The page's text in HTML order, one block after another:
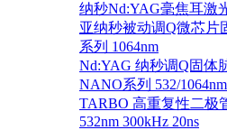
纳秒Nd:YAG毫焦耳激
亚纳秒被动调Q微芯片
系列 1064nm
Nd:YAG 纳秒调Q固体
NANO系列 532/1064nm
TARBO 高重复性二极
532nm 300kHz 20ns